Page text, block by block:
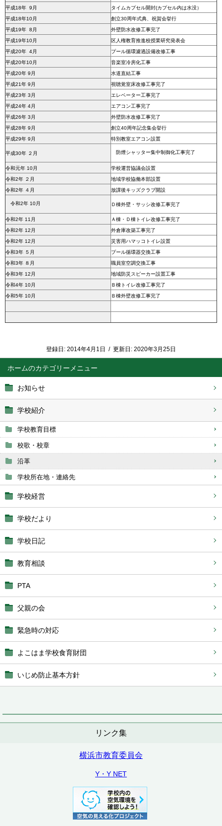
ホーム
お知らせ
学校紹介
学校教育目標
校歌・校章
沿革
学校所在地・連絡先
学校経営
学校だより
学校日記
教育相談
PTA
父親の会
緊急時の対応
よこはま学校食育財団
いじめ防止基本方針
リンク集
横浜市教育委員会
Y・Y NET
平成18年 9月
タイムカプセル開封(カプセル内は水没）
平成18年10月
創立30周年式典、祝賀会挙行
平成19年 8月
外壁防水改修工事完了
平成19年10月
区人権教育推進校授業研究発表会
平成20年 4月
プール循環濾過設備改修工事
平成20年10月
音楽室冷房化工事
平成20年 9月
水道直結工事
平成21年 9月
視聴覚室床改修工事完了
平成23年 3月
エレベーター工事完了
平成24年 4月
エアコン工事完了
平成26年 3月
外壁防水改修工事完了
平成28年 9月
創立40周年記念集会挙行
平成29年 9月
特別教室エアコン設置
平成30年 ２月 防煙シャッター集中制御化工事完了
令和元年 10月
学校運営協議会設置
令和2年 ２月
地域学校協働本部設置
令和2年 ４月
放課後キッズクラブ開設
令和2年 10月 Ｄ棟外壁・サッシ改修工事完了
令和2年 11月
Ａ棟・Ｄ棟トイレ改修工事完了
令和2年 12月
外倉庫改築工事完了
令和2年 12月
災害用ハマッコトイレ設置
令和3年 ５月
プール循環器交換工事
令和3年 ８月
職員室空調交換工事
令和3年 12月
地域防災スピーカー設置工事
令和4年 10月
Ｂ棟トイレ改修工事完了
令和5年 10月
Ｂ棟外壁改修工事完了
登録日: 2014年4月1日 / 更新日: 2020年3月25日